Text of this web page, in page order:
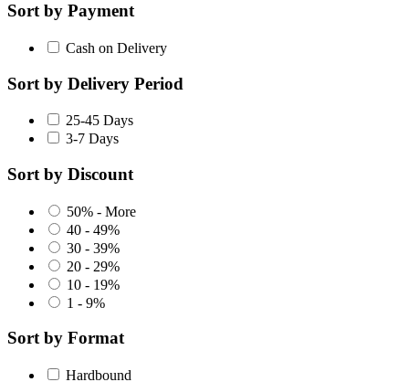
Sort by Payment
Cash on Delivery
Sort by Delivery Period
25-45 Days
3-7 Days
Sort by Discount
50% - More
40 - 49%
30 - 39%
20 - 29%
10 - 19%
1 - 9%
Sort by Format
Hardbound